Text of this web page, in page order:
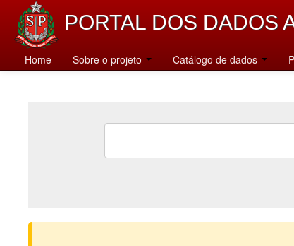
PORTAL DOS DADOS
Home Sobre o projeto Catálogo de dados